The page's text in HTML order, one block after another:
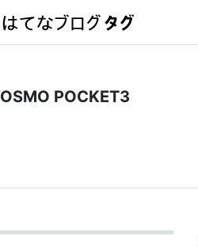
OSMO POCKET3